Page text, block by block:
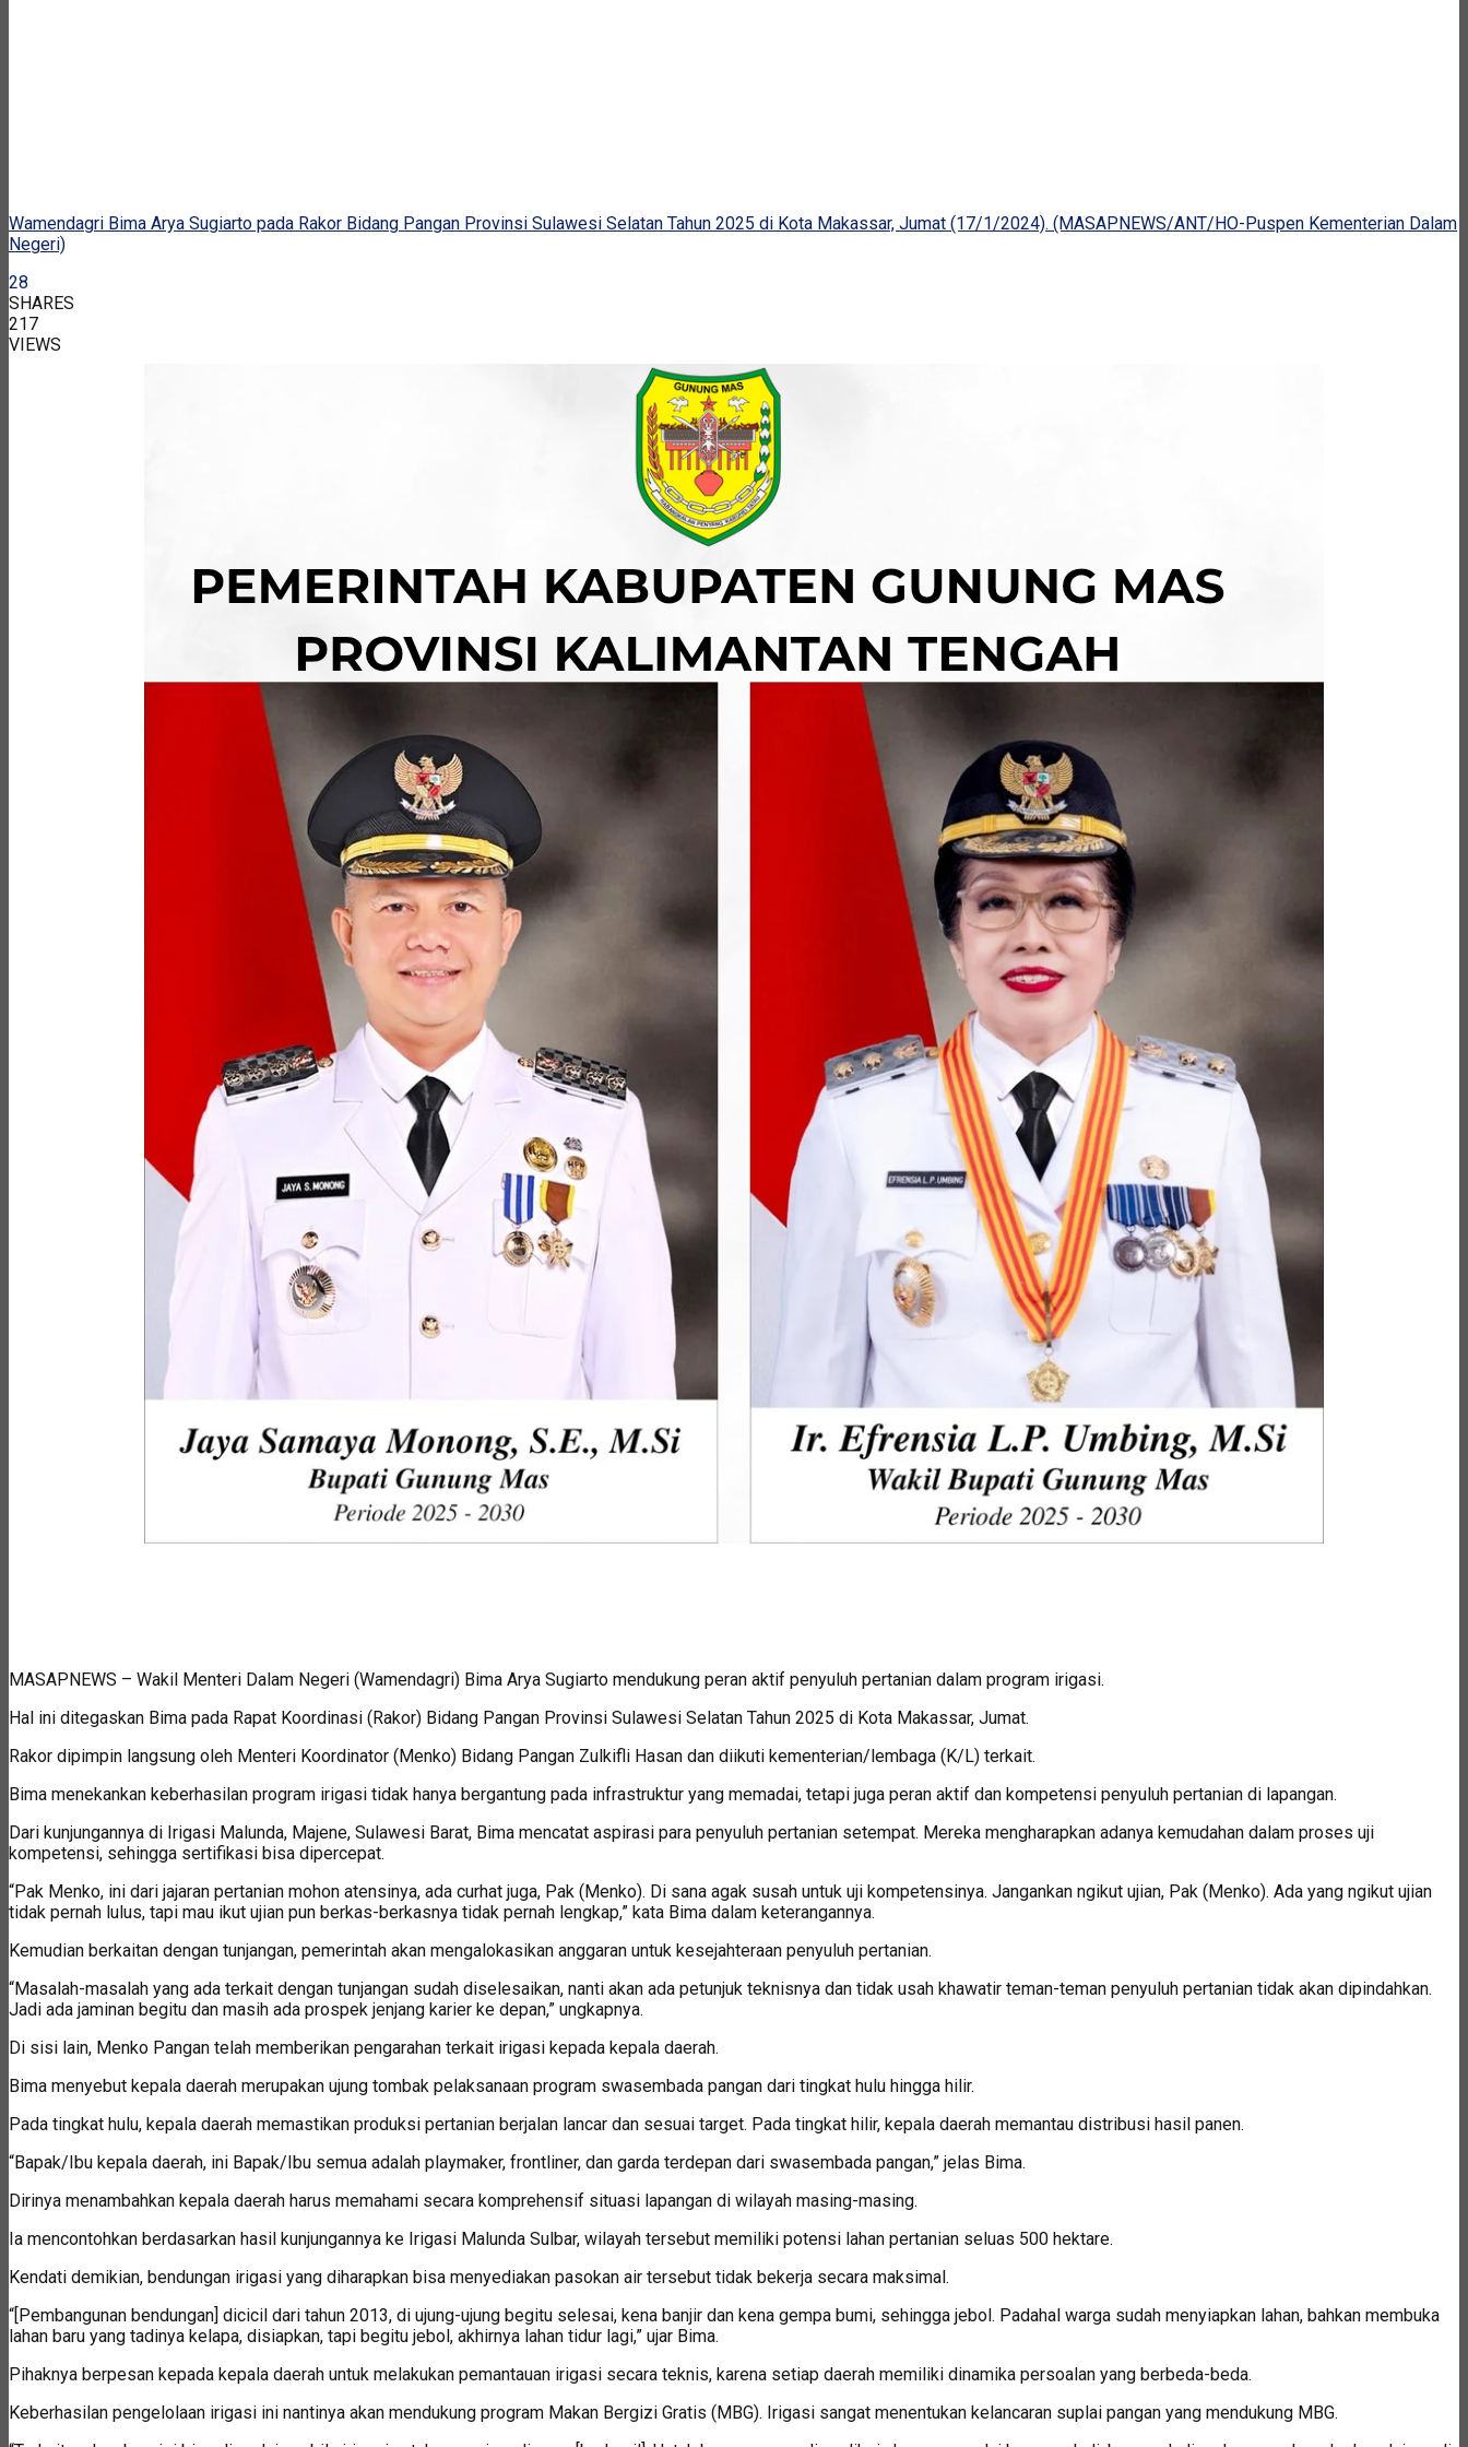
Wamendagri Bima Arya Sugiarto pada Rakor Bidang Pangan Provinsi Sulawesi Selatan Tahun 2025 di Kota Makassar, Jumat (17/1/2024). (MASAPNEWS/ANT/HO-Puspen Kementerian Dalam
Negeri)
28
SHARES
217
VIEWS
MASAPNEWS – Wakil Menteri Dalam Negeri (Wamendagri) Bima Arya Sugiarto mendukung peran aktif penyuluh pertanian dalam program irigasi.
Hal ini ditegaskan Bima pada Rapat Koordinasi (Rakor) Bidang Pangan Provinsi Sulawesi Selatan Tahun 2025 di Kota Makassar, Jumat.
Rakor dipimpin langsung oleh Menteri Koordinator (Menko) Bidang Pangan Zulkifli Hasan dan diikuti kementerian/lembaga (K/L) terkait.
Bima menekankan keberhasilan program irigasi tidak hanya bergantung pada infrastruktur yang memadai, tetapi juga peran aktif dan kompetensi penyuluh pertanian di lapangan.
Dari kunjungannya di Irigasi Malunda, Majene, Sulawesi Barat, Bima mencatat aspirasi para penyuluh pertanian setempat. Mereka mengharapkan adanya kemudahan dalam proses uji
kompetensi, sehingga sertifikasi bisa dipercepat.
“Pak Menko, ini dari jajaran pertanian mohon atensinya, ada curhat juga, Pak (Menko). Di sana agak susah untuk uji kompetensinya. Jangankan ngikut ujian, Pak (Menko). Ada yang ngikut ujian
tidak pernah lulus, tapi mau ikut ujian pun berkas-berkasnya tidak pernah lengkap,” kata Bima dalam keterangannya.
Kemudian berkaitan dengan tunjangan, pemerintah akan mengalokasikan anggaran untuk kesejahteraan penyuluh pertanian.
“Masalah-masalah yang ada terkait dengan tunjangan sudah diselesaikan, nanti akan ada petunjuk teknisnya dan tidak usah khawatir teman-teman penyuluh pertanian tidak akan dipindahkan.
Jadi ada jaminan begitu dan masih ada prospek jenjang karier ke depan,” ungkapnya.
Di sisi lain, Menko Pangan telah memberikan pengarahan terkait irigasi kepada kepala daerah.
Bima menyebut kepala daerah merupakan ujung tombak pelaksanaan program swasembada pangan dari tingkat hulu hingga hilir.
Pada tingkat hulu, kepala daerah memastikan produksi pertanian berjalan lancar dan sesuai target. Pada tingkat hilir, kepala daerah memantau distribusi hasil panen.
“Bapak/Ibu kepala daerah, ini Bapak/Ibu semua adalah playmaker, frontliner, dan garda terdepan dari swasembada pangan,” jelas Bima.
Dirinya menambahkan kepala daerah harus memahami secara komprehensif situasi lapangan di wilayah masing-masing.
Ia mencontohkan berdasarkan hasil kunjungannya ke Irigasi Malunda Sulbar, wilayah tersebut memiliki potensi lahan pertanian seluas 500 hektare.
Kendati demikian, bendungan irigasi yang diharapkan bisa menyediakan pasokan air tersebut tidak bekerja secara maksimal.
“[Pembangunan bendungan] dicicil dari tahun 2013, di ujung-ujung begitu selesai, kena banjir dan kena gempa bumi, sehingga jebol. Padahal warga sudah menyiapkan lahan, bahkan membuka
lahan baru yang tadinya kelapa, disiapkan, tapi begitu jebol, akhirnya lahan tidur lagi,” ujar Bima.
Pihaknya berpesan kepada kepala daerah untuk melakukan pemantauan irigasi secara teknis, karena setiap daerah memiliki dinamika persoalan yang berbeda-beda.
Keberhasilan pengelolaan irigasi ini nantinya akan mendukung program Makan Bergizi Gratis (MBG). Irigasi sangat menentukan kelancaran suplai pangan yang mendukung MBG.